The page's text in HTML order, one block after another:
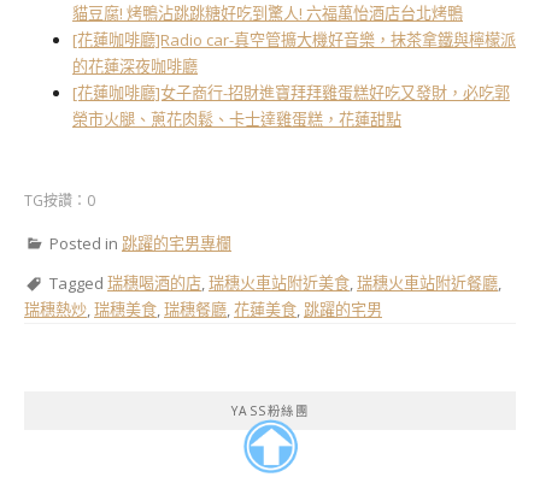
貓豆腐! 烤鴨沾跳跳糖好吃到驚人! 六福萬怡酒店台北烤鴨
[花蓮咖啡廳]Radio car-真空管擴大機好音樂，抹茶拿鐵與檸檬派
的花蓮深夜咖啡廳
[花蓮咖啡廳]女子商行-招財進寶拜拜雞蛋糕好吃又發財，必吃郭
榮市火腿、蔥花肉鬆、卡士達雞蛋糕，花蓮甜點
TG按讚：0
Posted in 跳躍的宅男專欄
Tagged 瑞穗喝酒的店 瑞穗火車站附近美食 瑞穗火車站附近餐廳
瑞穗熱炒 瑞穗美食 瑞穗餐廳 花蓮美食 跳躍的宅男
YASS粉絲團